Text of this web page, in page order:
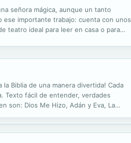
señora mágica, aunque un tanto
importante trabajo: cuenta con unos
teatro ideal para leer en casa o para
Biblia de una manera divertida! Cada
Texto fácil de entender, verdades
son: Dios Me Hizo, Adán y Eva, La